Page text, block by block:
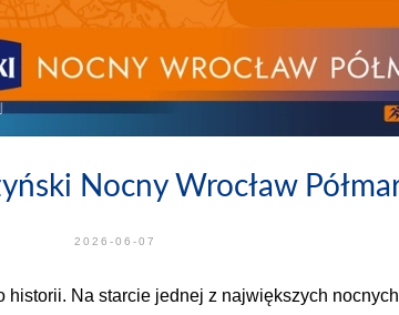
Nocny Wrocław
2026-06-07
historii. Na starcie jednej z największych